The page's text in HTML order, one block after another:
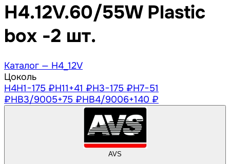
H4.12V.60/55W Plastic
box -2 шт.
Каталог — H4_12V
Цоколь
H4H1−175 ₽H11+41 ₽H3−175 ₽H7−51
₽HB3/9005+75 ₽HB4/9006+140 ₽
AVS